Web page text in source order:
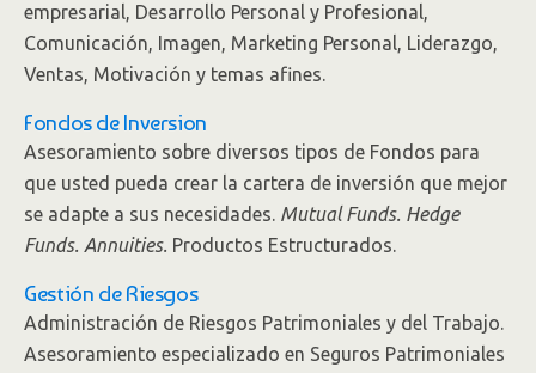
empresarial, Desarrollo Personal y Profesional,
Comunicación, Imagen, Marketing Personal, Liderazgo,
Ventas, Motivación y temas afines.
Fondos de Inversion
Asesoramiento sobre diversos tipos de Fondos para
que usted pueda crear la cartera de inversión que mejor
se adapte a sus necesidades. Mutual Funds. Hedge
Funds. Annuities. Productos Estructurados.
Gestión de Riesgos
Administración de Riesgos Patrimoniales y del Trabajo.
Asesoramiento especializado en Seguros Patrimoniales